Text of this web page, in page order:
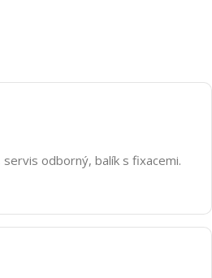
odborný, balík s fixacemi.